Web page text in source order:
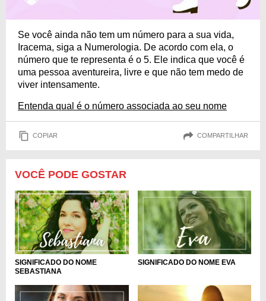
Se você ainda não tem um número para a sua vida,
Iracema, siga a Numerologia. De acordo com ela, o
número que te representa é o 5. Ele indica que você é
uma pessoa aventureira, livre e que não tem medo de
viver intensamente.
Entenda qual é o número associada ao seu nome
COPIAR COMPARTILHAR
VOCÊ PODE GOSTAR
SIGNIFICADO DO NOME
SEBASTIANA
SIGNIFICADO DO NOME EVA